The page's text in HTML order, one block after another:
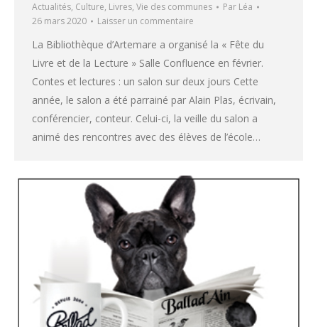
Actualités, Culture, Livres, Vie des communes Par Léa
26 mars 2020
Laisser un commentaire
La Bibliothèque d’Artemare a organisé la « Fête du
Livre et de la Lecture » Salle Confluence en février.
Contes et lectures : un salon sur deux jours Cette
année, le salon a été parrainé par Alain Plas, écrivain,
conférencier, conteur. Celui-ci, la veille du salon a
animé des rencontres avec des élèves de l’école…